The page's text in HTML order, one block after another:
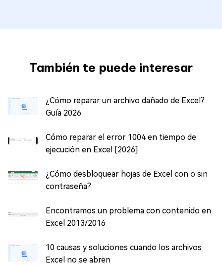
También te puede interesar
¿Cómo reparar un archivo dañado de Excel?
Guía 2026
Cómo reparar el error 1004 en tiempo de
ejecución en Excel [2026]
¿Cómo desbloquear hojas de Excel con o sin
contraseña?
Encontramos un problema con contenido en
Excel 2013/2016
10 causas y soluciones cuando los archivos
Excel no se abren